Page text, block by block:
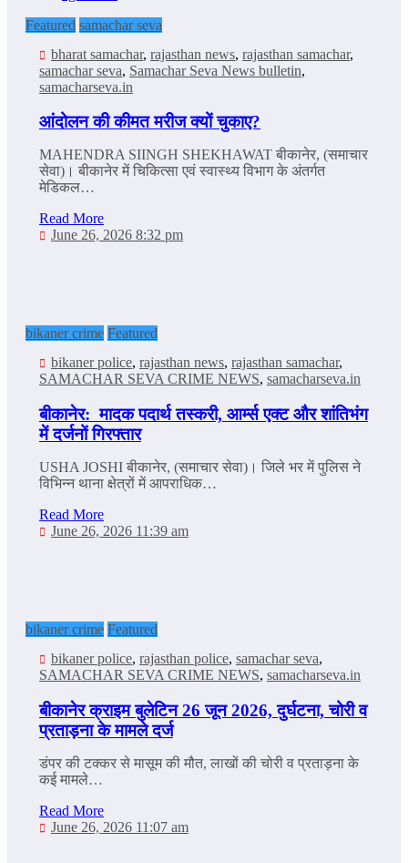
Featured samachar seva
bharat samachar, rajasthan news, rajasthan samachar,
samachar seva, Samachar Seva News bulletin,
samacharseva.in
आंदोलन की कीमत मरीज क्यों चुकाए?
MAHENDRA SIINGH SHEKHAWAT बीकानेर, (समाचार
सेवा)। बीकानेर में चिकित्सा एवं स्वास्थ्य विभाग के अंतर्गत
मेडिकल…
Read More
June 26, 2026 8:32 pm
bikaner crime Featured
bikaner police, rajasthan news, rajasthan samachar,
SAMACHAR SEVA CRIME NEWS, samacharseva.in
बीकानेर: मादक पदार्थ तस्करी, आर्म्स एक्ट और शांतिभंग
में दर्जनों गिरफ्तार
USHA JOSHI बीकानेर, (समाचार सेवा)। जिले भर में पुलिस ने
विभिन्न थाना क्षेत्रों में आपराधिक…
Read More
June 26, 2026 11:39 am
bikaner crime Featured
bikaner police, rajasthan police, samachar seva,
SAMACHAR SEVA CRIME NEWS, samacharseva.in
बीकानेर क्राइम बुलेटिन 26 जून 2026, दुर्घटना, चोरी व
प्रताड़ना के मामले दर्ज
डंपर की टक्कर से मासूम की मौत, लाखों की चोरी व प्रताड़ना के
कई मामले…
Read More
June 26, 2026 11:07 am